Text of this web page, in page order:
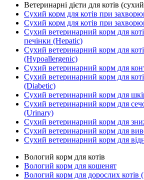
Ветеринарні дієти для котів
Сухий корм для котів при
Сухий корм для котів при
Сухий ветеринарний корм для
печінки (Hepatic)
Сухий ветеринарний корм для
(Hypoallergenic)
Сухий ветеринарний корм для
Сухий ветеринарний корм для
(Diabetic)
Сухий ветеринарний корм для
Сухий ветеринарний корм для
(Urinary)
Сухий ветеринарний корм для
Сухий ветеринарний корм для
Сухий ветеринарний корм для
Вологий корм для котів
Вологий корм для кошенят
Вологий корм для дорослих котів